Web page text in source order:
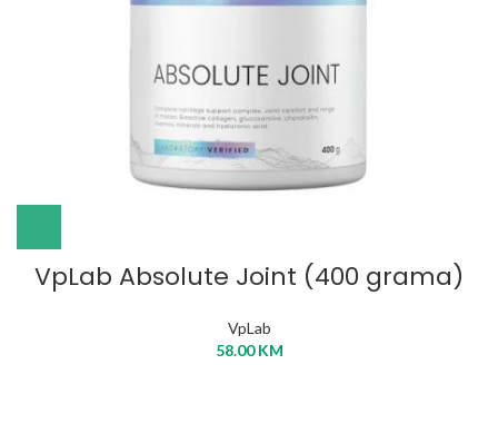
VpLab Absolute Joint (400 grama)
VpLab
58.00KM